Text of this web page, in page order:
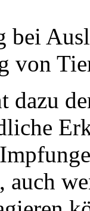
bei
von
dazu
auch